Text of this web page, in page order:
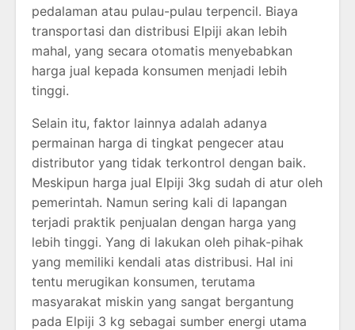
pedalaman atau pulau-pulau terpencil. Biaya
transportasi dan distribusi Elpiji akan lebih
mahal, yang secara otomatis menyebabkan
harga jual kepada konsumen menjadi lebih
tinggi.
Selain itu, faktor lainnya adalah adanya
permainan harga di tingkat pengecer atau
distributor yang tidak terkontrol dengan baik.
Meskipun harga jual Elpiji 3kg sudah di atur oleh
pemerintah. Namun sering kali di lapangan
terjadi praktik penjualan dengan harga yang
lebih tinggi. Yang di lakukan oleh pihak-pihak
yang memiliki kendali atas distribusi. Hal ini
tentu merugikan konsumen, terutama
masyarakat miskin yang sangat bergantung
pada Elpiji 3 kg sebagai sumber energi utama